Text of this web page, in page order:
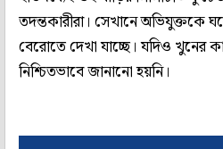
তদন্তকারীরা। সেখানে অভিযুক্তকে
বেরোতে দেখা যাচ্ছে। যদিও খুনের
নিশ্চিতভাবে জানানো হয়নি।